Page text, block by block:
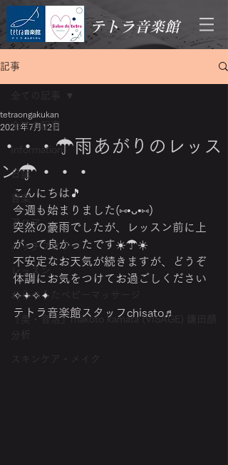
テトラ音楽館
記事
全ての記事
Information
日記
音楽
アロマ
バッチフラワー
レッスン
わらべうたベビーマッサージ
『美・音活』makoto kamata (VISAGE) 鎌田顔
分析
スキンケア・メイク
全ての記事
・・・☂雨あがりのレッス
ン☂・・・
tetraongakukan
2021年7月12日
こんにちは🎵
今週も始まりました(⑅•ᴗ•⑅)
突然の豪雨でしたが、レッスン前に上
がって良かったです☀️☂☀️
不安定なお天気が続きますが、どうぞ
体調にお気をつけてお過ごしください
✧✦✧✦
テトラ音楽館スタッフchisato♬